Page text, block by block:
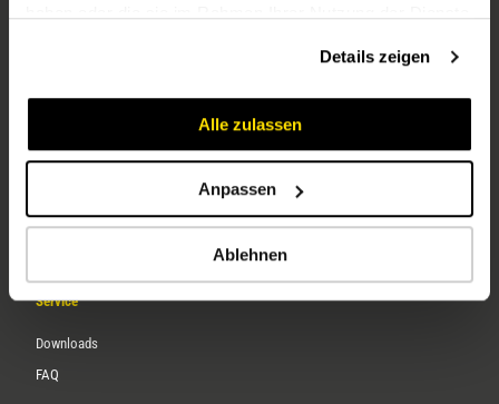
Details zeigen
Alle zulassen
Anpassen
Ablehnen
Unternehmen
Karriere
Service
Downloads
FAQ